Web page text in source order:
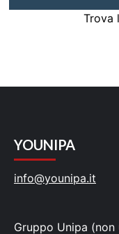
Trova
YOUNIPA
info@younipa.it
Gruppo Unipa (non